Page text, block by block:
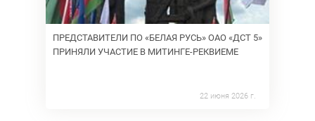
ПРЕДСТАВИТЕЛИ ПО «БЕЛАЯ РУСЬ» ОАО «ДСТ 5»
ПРИНЯЛИ УЧАСТИЕ В МИТИНГЕ-РЕКВИЕМЕ
22 июня 2026 г.